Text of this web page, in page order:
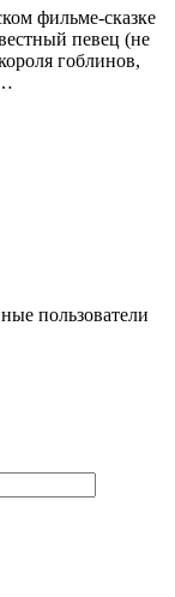
фильме-сказке
певец (не
гоблинов,
пользователи